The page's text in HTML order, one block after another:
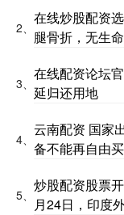
2、
在线炒股配资
腿骨折，无生
3、
在线配资论坛
延归还用地
4、
云南配资 国家
备不能再自由
5、
炒股配资股票
月24日，印度